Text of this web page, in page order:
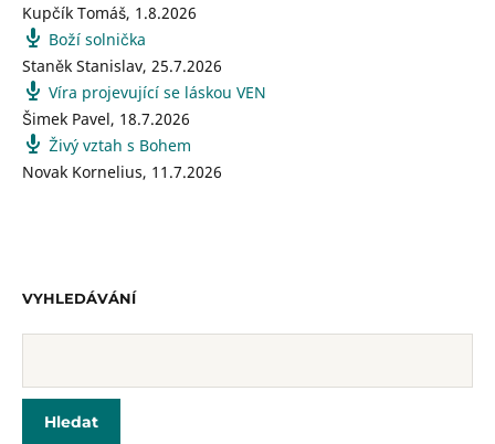
Kupčík Tomáš, 1.8.2026
Boží solnička
Staněk Stanislav, 25.7.2026
Víra projevující se láskou VEN
Šimek Pavel, 18.7.2026
Živý vztah s Bohem
Novak Kornelius, 11.7.2026
VYHLEDÁVÁNÍ